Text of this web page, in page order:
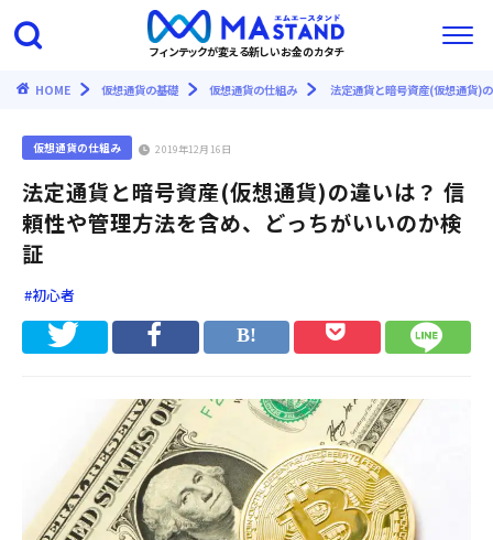
フィンテックが変える新しいお金のカタチ
HOME 仮想通貨の基礎 仮想通貨の仕組み 法定通貨と暗号資産(仮想通貨)
仮想通貨の仕組み 2019年12月16日
法定通貨と暗号資産(仮想通貨)の違いは？ 信
頼性や管理方法を含め、どっちがいいのか検
証
#初心者